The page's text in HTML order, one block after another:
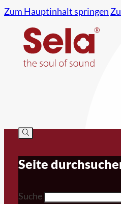
Zum Hauptinhalt springen
Seite
Suche